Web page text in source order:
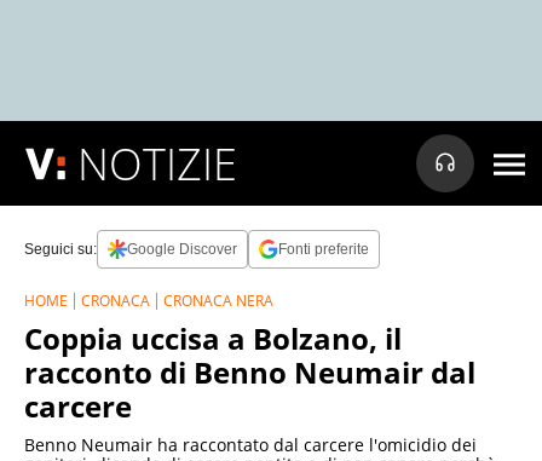
NOTIZIE
Seguici su: Google Discover Fonti preferite
HOME CRONACA CRONACA NERA
Coppia uccisa a Bolzano, il
racconto di Benno Neumair dal
carcere
Benno Neumair ha raccontato dal carcere l'omicidio dei